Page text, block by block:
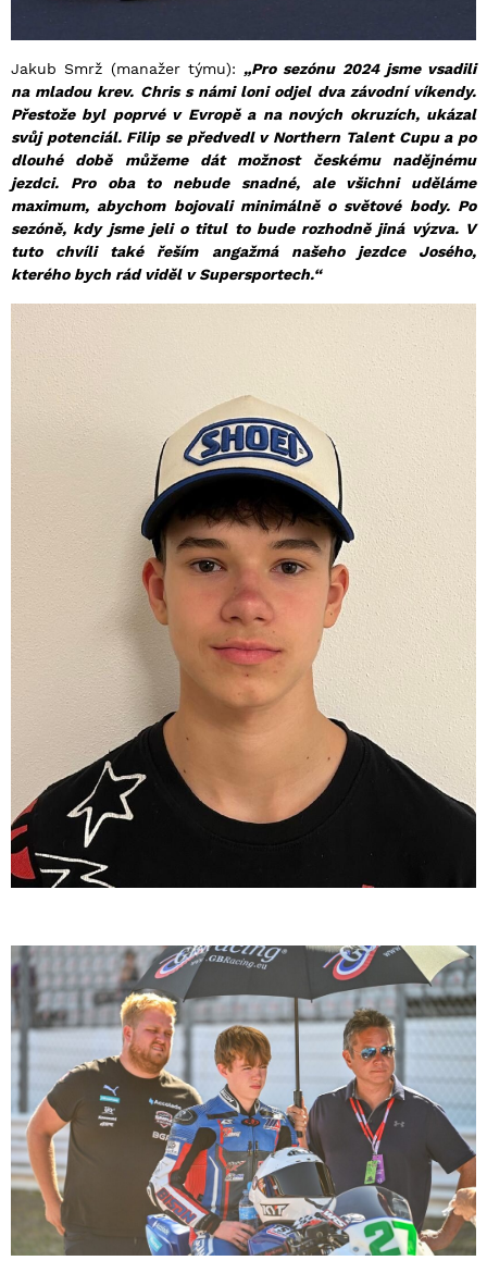
Jakub Smrž (manažer týmu): „Pro sezónu 2024 jsme vsadili
na mladou krev. Chris s námi loni odjel dva závodní víkendy.
Přestože byl poprvé v Evropě a na nových okruzích, ukázal
svůj potenciál. Filip se předvedl v Northern Talent Cupu a po
dlouhé době můžeme dát možnost českému nadějnému
jezdci. Pro oba to nebude snadné, ale všichni uděláme
maximum, abychom bojovali minimálně o světové body. Po
sezóně, kdy jsme jeli o titul to bude rozhodně jiná výzva. V
tuto chvíli také řeším angažmá našeho jezdce Josého,
kterého bych rád viděl v Supersportech.“